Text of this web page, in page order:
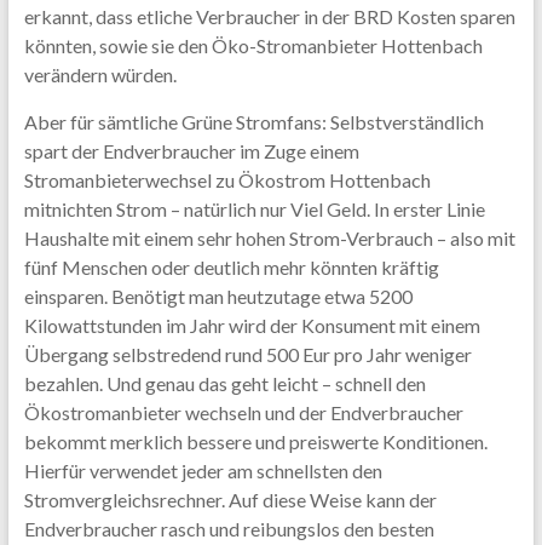
erkannt, dass etliche Verbraucher in der BRD Kosten sparen
könnten, sowie sie den Öko-Stromanbieter Hottenbach
verändern würden.
Aber für sämtliche Grüne Stromfans: Selbstverständlich
spart der Endverbraucher im Zuge einem
Stromanbieterwechsel zu Ökostrom Hottenbach
mitnichten Strom – natürlich nur Viel Geld. In erster Linie
Haushalte mit einem sehr hohen Strom-Verbrauch – also mit
fünf Menschen oder deutlich mehr könnten kräftig
einsparen. Benötigt man heutzutage etwa 5200
Kilowattstunden im Jahr wird der Konsument mit einem
Übergang selbstredend rund 500 Eur pro Jahr weniger
bezahlen. Und genau das geht leicht – schnell den
Ökostromanbieter wechseln und der Endverbraucher
bekommt merklich bessere und preiswerte Konditionen.
Hierfür verwendet jeder am schnellsten den
Stromvergleichsrechner. Auf diese Weise kann der
Endverbraucher rasch und reibungslos den besten